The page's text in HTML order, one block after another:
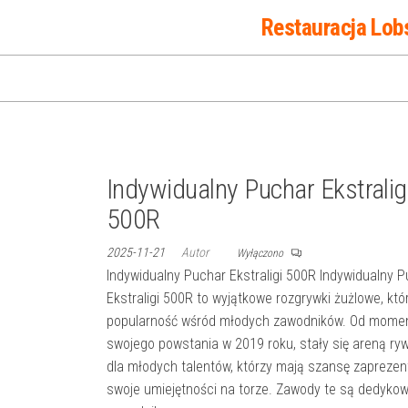
Restauracja
Indywidualny Puchar
500R
2025-11-21 Autor Wyłączono
Indywidualny Puchar Ekstraligi 500R Indywidualny
Ekstraligi 500R to wyjątkowe rozgrywki żużlowe,
popularność wśród młodych zawodników. Od
swojego powstania w 2019 roku, stały się areną
dla młodych talentów, którzy mają szansę
swoje umiejętności na torze. Zawody te są